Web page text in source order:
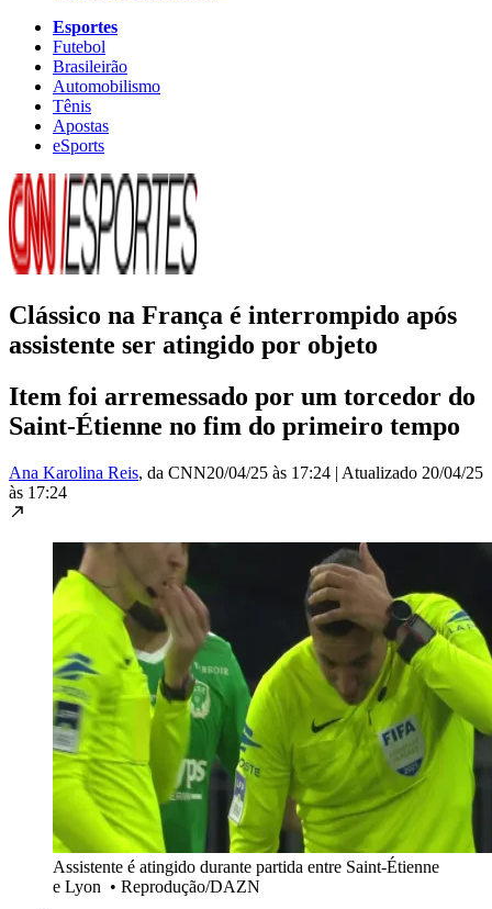
Esportes
Futebol
Brasileirão
Automobilismo
Tênis
Apostas
eSports
Clássico na França é interrompido após
assistente ser atingido por objeto
Item foi arremessado por um torcedor do
Saint-Étienne no fim do primeiro tempo
Ana Karolina Reis, da CNN20/04/25 às 17:24 | Atualizado 20/04/25
às 17:24
Assistente é atingido durante partida entre Saint-Étienne
e Lyon • Reprodução/DAZN